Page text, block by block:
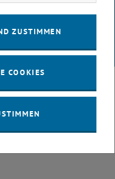
ZUSTIMMEN
COOKIES